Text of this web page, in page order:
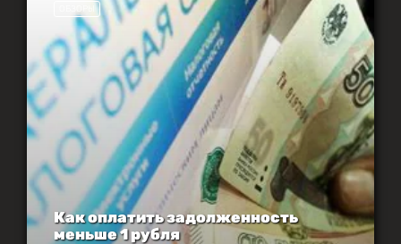
Как оплатить задолженность
меньше 1 рубля